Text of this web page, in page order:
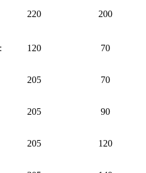
220 200
120 70
205 70
205 90
205 120